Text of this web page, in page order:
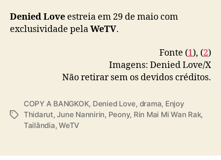
d
T
V
Denied Love estreia em 29 de maio com
exclusividade pelaWeTV.
Fonte (1), (2)
Imagens: Denied Love/X
Não retirar sem os devidos créditos.
T
COPY A BANGKOK, Denied Love, drama, Enjoy
Thidarut,June Nannirin, Peony, Rin Mai Mi Wan Rak,
Tailândia,WeTV